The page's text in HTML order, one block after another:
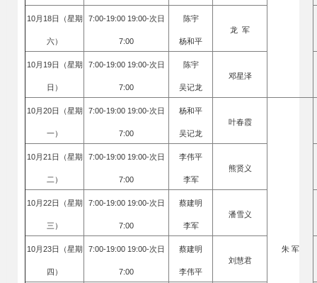
10月18日（星期
六）
7:00-19:00 19:00-次日
7:00
陈宇
杨和平
龙 军
10月19日（星期
日）
7:00-19:00 19:00-次日
7:00
陈宇
吴记龙
邓星泽
10月20日（星期
一）
7:00-19:00 19:00-次日
7:00
杨和平
吴记龙
叶春霞
朱 军
10月21日（星期
二）
7:00-19:00 19:00-次日
7:00
李伟平
李军
熊贤义
10月22日（星期
三）
7:00-19:00 19:00-次日
7:00
蔡建明
李军
潘雪义
10月23日（星期
四）
7:00-19:00 19:00-次日
7:00
蔡建明
李伟平
刘慧君